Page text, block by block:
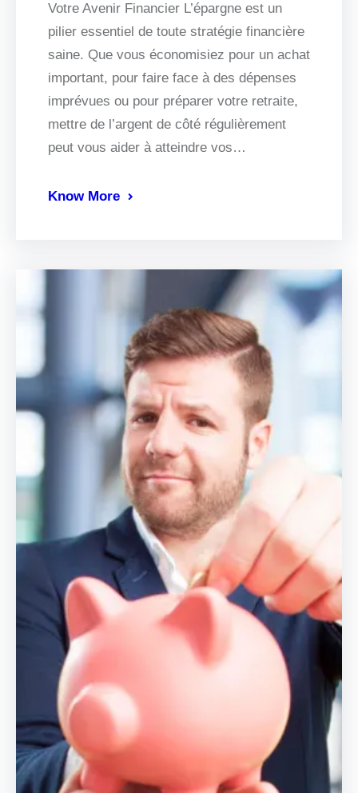
Votre Avenir Financier L’épargne est un
pilier essentiel de toute stratégie financière
saine. Que vous économisiez pour un achat
important, pour faire face à des dépenses
imprévues ou pour préparer votre retraite,
mettre de l’argent de côté régulièrement
peut vous aider à atteindre vos…
Know More